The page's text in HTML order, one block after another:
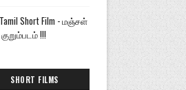
Tamil Short Film - மஞ்சள்
!!!
SHORT FILMS